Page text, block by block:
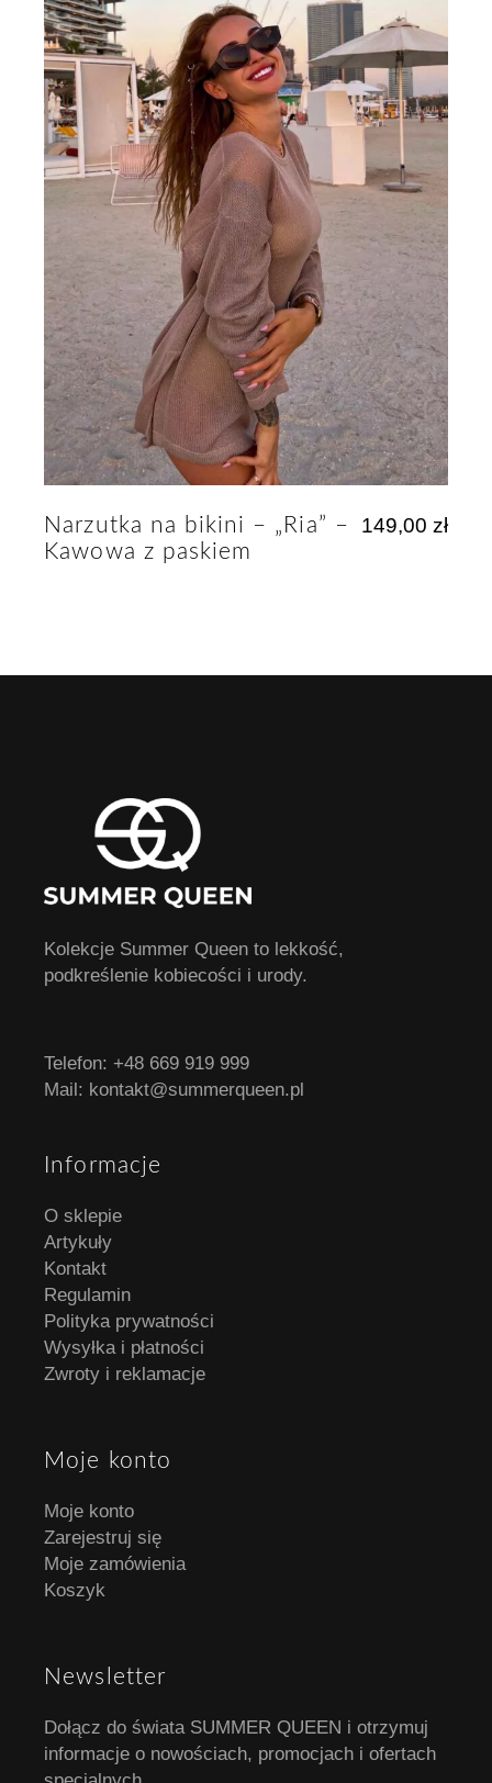
Narzutka na bikini – „Ria” –
Kawowa z paskiem
149,00 zł
Kolekcje Summer Queen to lekkość,
podkreślenie kobiecości i urody.
Telefon:+48 669 919 999
Mail: kontakt@summerqueen.pl
Informacje
O sklepie
Artykuły
Kontakt
Regulamin
Polityka prywatności
Wysyłka i płatności
Zwroty i reklamacje
Moje konto
Moje konto
Zarejestruj się
Moje zamówienia
Koszyk
Newsletter
Dołącz do świata SUMMER QUEEN i otrzymuj
informacje o nowościach, promocjach i ofertach